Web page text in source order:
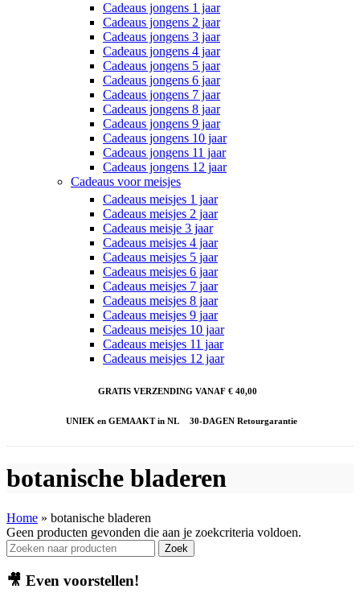
Cadeaus jongens 1 jaar
Cadeaus jongens 2 jaar
Cadeaus jongens 3 jaar
Cadeaus jongens 4 jaar
Cadeaus jongens 5 jaar
Cadeaus jongens 6 jaar
Cadeaus jongens 7 jaar
Cadeaus jongens 8 jaar
Cadeaus jongens 9 jaar
Cadeaus jongens 10 jaar
Cadeaus jongens 11 jaar
Cadeaus jongens 12 jaar
Cadeaus voor meisjes
Cadeaus meisjes 1 jaar
Cadeaus meisjes 2 jaar
Cadeaus meisje 3 jaar
Cadeaus meisjes 4 jaar
Cadeaus meisjes 5 jaar
Cadeaus meisjes 6 jaar
Cadeaus meisjes 7 jaar
Cadeaus meisjes 8 jaar
Cadeaus meisjes 9 jaar
Cadeaus meisjes 10 jaar
Cadeaus meisjes 11 jaar
Cadeaus meisjes 12 jaar
GRATIS VERZENDING VANAF € 40,00
UNIEK en GEMAAKT in NL 30-DAGEN Retourgarantie
botanische bladeren
Home » botanische bladeren
Geen producten gevonden die aan je zoekcriteria voldoen.
Zoek
🎥 Even voorstellen!